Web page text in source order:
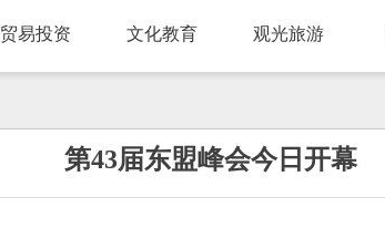
贸易投资 文化教育 观光旅游
第43届东盟峰会今日开幕